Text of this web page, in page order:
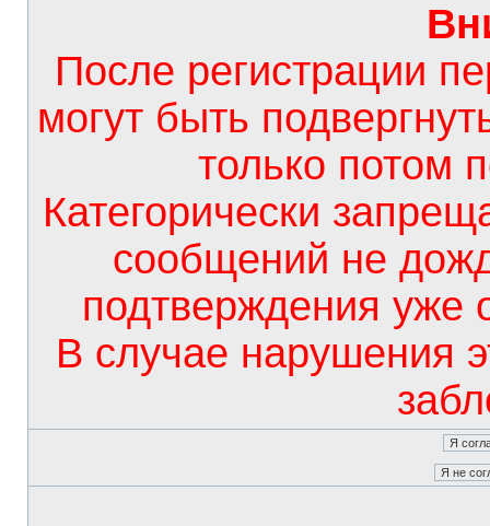
После регистрации
могут быть
только потом
Категорически
сообщений не
подтверждения уже
В случае нарушения